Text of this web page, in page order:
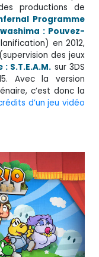
productions de
Programme
: Pouvez-
en 2012,
(supervision des jeux
S.T.E.A.M. sur 3DS
Avec la version
c’est donc la
d’un jeu vidéo